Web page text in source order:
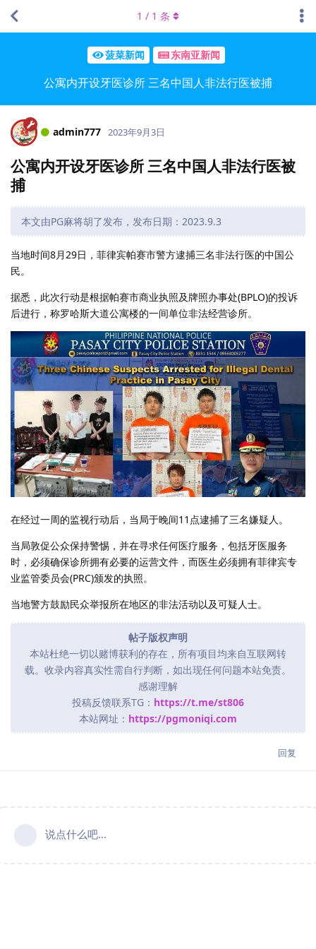
菠菜新闻 东南亚新闻
公寓内开设牙医诊所 三名中国人非法行医被捕
1 / 1 条
admin777 2023年9月3日
公寓内开设牙医诊所 三名中国人非法行医被
捕
本文由PG麻将胡了发布，发布日期：2023.9.3
当地时间8月29日，菲律宾帕赛市警方逮捕三名非法行医的中国公
民。
据悉，此次行动是根据帕赛市商业执照及牌照办事处(BPLO)的投诉
后进行，称罗哈斯大道公寓楼的一间单位非法经营诊所。
在经过一周的监视行动后，当局于晚间11点逮捕了三名嫌疑人。
当局敦促公众保持警惕，并在寻求任何医疗服务，包括牙医服务
时，必须确保诊所拥有必要的运营文件，而医生必须拥有菲律宾专
业监管委员会(PRC)颁发的执照。
当地警方鼓励民众举报所在地区的非法活动以及可疑人士。
帖子版权声明
本站杜绝一切以赌博获利的存在，所有项目均来自互联网转
载。收录内容真实性需自行判断，如出现任何问题本站免责。
感谢理解
投稿反馈联系TG： https://t.me/st806
本站网址： https://pgmoniqi.com
回复
说点什么吧...